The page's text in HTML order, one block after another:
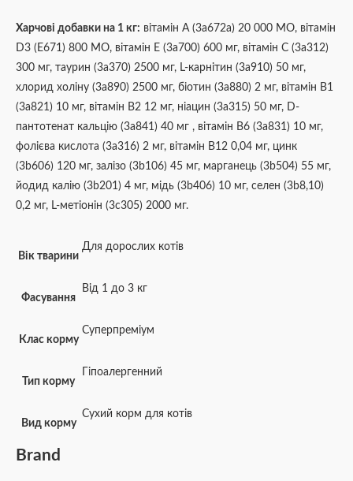
Харчові добавки на 1 кг: вітамін A (3a672a) 20 000 МО, вітамін
D3 (E671) 800 МО, вітамін E (3a700) 600 мг, вітамін C (3a312)
300 мг, таурин (3a370) 2500 мг, L-карнітин (3a910) 50 мг,
хлорид холіну (3a890) 2500 мг, біотин (3a880) 2 мг, вітамін B1
(3a821) 10 мг, вітамін B2 12 мг, ніацин (3a315) 50 мг, D-
пантотенат кальцію (3a841) 40 мг , вітамін B6 (3a831) 10 мг,
фолієва кислота (3a316) 2 мг, вітамін B12 0,04 мг, цинк
(3b606) 120 мг, залізо (3b106) 45 мг, марганець (3b504) 55 мг,
йодид калію (3b201) 4 мг, мідь (3b406) 10 мг, селен (3b8,10)
0,2 мг, L-метіонін (3c305) 2000 мг.
Вік тварини
Для дорослих котів
Фасування
Від 1 до 3 кг
Клас корму
Суперпреміум
Тип корму
Гіпоалергенний
Вид корму
Сухий корм для котів
Brand